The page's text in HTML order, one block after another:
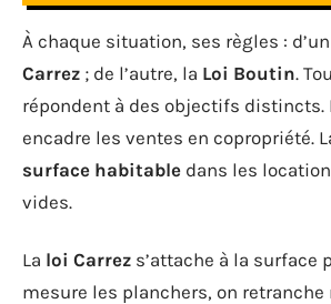
À chaque situation, ses règles :
Carrez ; de l’autre, la Loi Boutin.
répondent à des objectifs distincts.
encadre les ventes en copropriété.
surface habitable dans les
vides.
La loi Carrez s’attache à la surface
mesure les planchers, on